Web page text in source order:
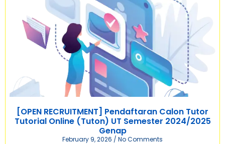
[OPEN RECRUITMENT] Pendaftaran Calon Tutor
Tutorial Online (Tuton) UT Semester 2024/2025
Genap
February 9, 2026 No Comments